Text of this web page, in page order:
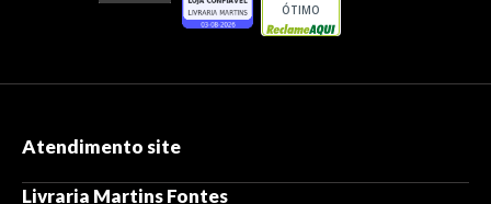
ÓTIMO
Atendimento site
Livraria Martins Fontes